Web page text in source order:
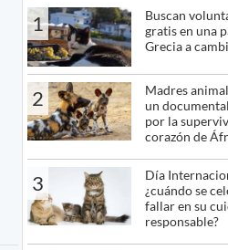
1
Buscan
gratis en una
Grecia a
2
Madres
un
por la
corazón de
3
Día
¿cuándo se
fallar en su
responsable?